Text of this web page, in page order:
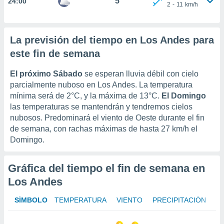
en
un
datos
2 - 11 km/h
La previsión del tiempo en Los Andes para
este fin de semana
El próximo Sábado se esperan lluvia débil con cielo
parcialmente nuboso en Los Andes. La temperatura
mínima será de 2°C, y la máxima de 13°C. El Domingo
las temperaturas se mantendrán y tendremos cielos
nubosos. Predominará el viento de Oeste durante el fin
de semana, con rachas máximas de hasta 27 km/h el
Domingo.
Gráfica del tiempo el fin de semana en
Los Andes
SÍMBOLO TEMPERATURA VIENTO PRECIPITACIÓN